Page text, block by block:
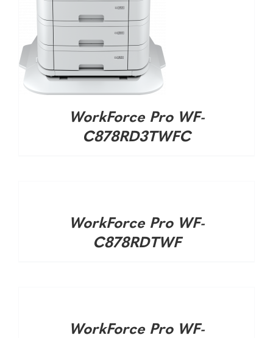
WorkForce Pro WF-
C878RD3TWFC
WorkForce Pro WF-
C878RDTWF
WorkForce Pro WF-